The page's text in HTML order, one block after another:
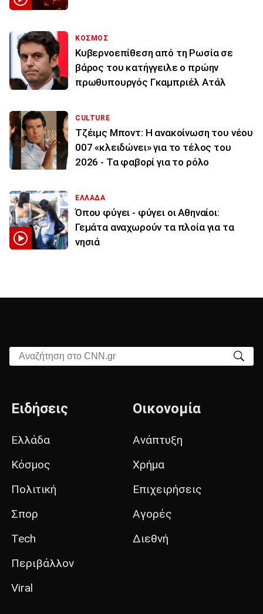
ΚΟΣΜΟΣ
Κυβερνοεπίθεση από τη Ρωσία σε
βάρος του κατήγγειλε ο πρώην
πρωθυπουργός Γκαμπριέλ Ατάλ
CULTURE
Τζέιμς Μποντ: Η ανακοίνωση του νέου
007 «κλειδώνει» για το τέλος του
2026 - Τα φαβορί για το ρόλο
ΕΛΛΑΔΑ
Όπου φύγει - φύγει οι Αθηναίοι:
Γεμάτα αναχωρούν τα πλοία για τα
νησιά
Αναζήτηση στο CNN.gr
Ειδήσεις
Ελλάδα
Κόσμος
Πολιτική
Σπορ
Tech
Περιβάλλον
Viral
Οικονομία
Ανάπτυξη
Χρήμα
Επιχειρήσεις
Αγορές
Διεθνή